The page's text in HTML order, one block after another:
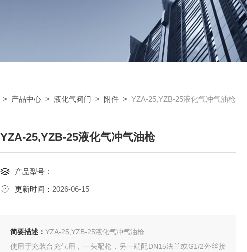
> 产品中心 > 液化气阀门 > 附件 > YZA-25,YZB-25液化气冲气油枪
YZA-25,YZB-25液化气冲气油枪
产品型号：
更新时间： 2026-06-15
简要描述： YZA-25,YZB-25液化气冲气油枪
使用于充装台充气用，一头配枪，另一端配DN15法兰或G1/2外丝接